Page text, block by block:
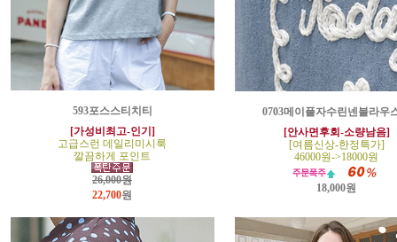
593포스스티치티
[가성비최고-인기]
고급스런 데일리미시룩
깔끔하게 포인트
26,000원
22,700원
0703메이플자수린넨블라우
[안사면후회-소량남음]
[여름신상-한정특가]
46000원->18000원
18,000원